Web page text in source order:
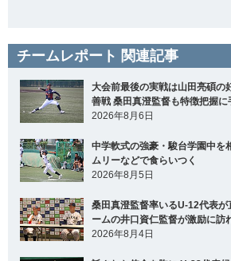
チームレポート 関連記事
大会前最後の実戦は山田亮碩の
善戦 桑田真澄監督も特徴把握に
2026年8月6日
中学軟式の強豪・駿台学園中を
ムリーなどで食らいつく
2026年8月5日
桑田真澄監督率いるU-12代表
ームの井口資仁監督が激励に訪
2026年8月4日